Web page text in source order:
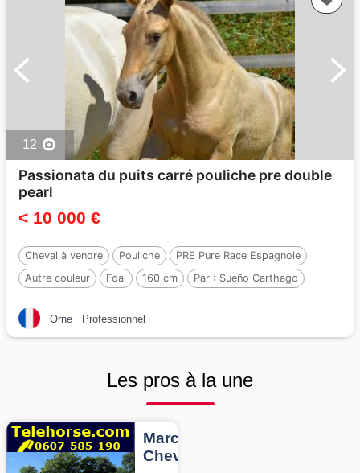
12
Passionata du puits carré pouliche pre double
pearl
< 10 000 €
Cheval à vendre Pouliche
PRE Pure Race Espagnole
Autre couleur
Foal 160 cm Par : Sueño Carthago
Orne Professionnel
Les pros à la une
Marcheurs
Chevaux